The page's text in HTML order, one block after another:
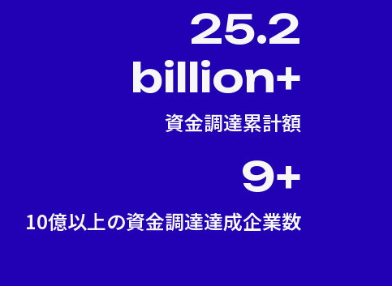
25.2
billion+
資金調達累計額
9+
10億以上の資金調達達成企業数